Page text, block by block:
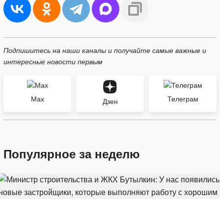
Подпишитесь на наши каналы и получайте самые важные и
интересные новости первым
Max Дзен Телеграм
Популярное за неделю